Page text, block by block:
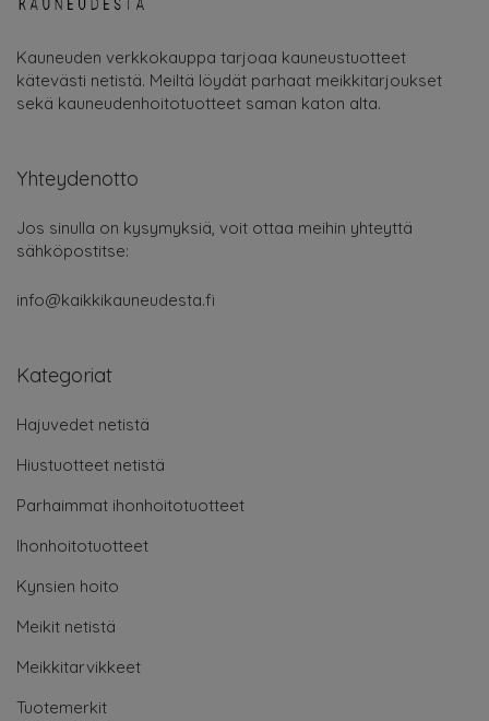
Kauneuden verkkokauppa tarjoaa kauneustuotteet
kätevästi netistä. Meiltä löydät parhaat meikkitarjoukset
sekä kauneudenhoitotuotteet saman katon alta.
Yhteydenotto
Jos sinulla on kysymyksiä, voit ottaa meihin yhteyttä
sähköpostitse:
info@kaikkikauneudesta.fi
Kategoriat
Hajuvedet netistä
Hiustuotteet netistä
Parhaimmat ihonhoitotuotteet
Ihonhoitotuotteet
Kynsien hoito
Meikit netistä
Meikkitarvikkeet
Tuotemerkit